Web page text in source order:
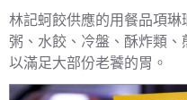
林記蚵餃供應的用餐品項
粥、水餃、冷盤、酥炸類
以滿足大部份老饕的胃。